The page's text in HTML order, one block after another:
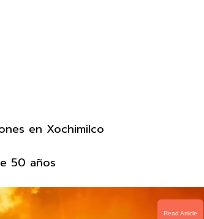
en Xochimilco
50 años
Read Article